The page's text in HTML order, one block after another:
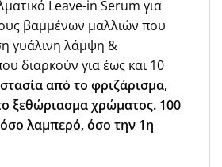
Leave-in Serum για
βαμμένων μαλλιών που
γυάλινη λάμψη &
διαρκούν για έως και 10
από το φριζάρισμα,
ξεθώριασμα χρώματος. 100
λαμπερό, όσο την 1η